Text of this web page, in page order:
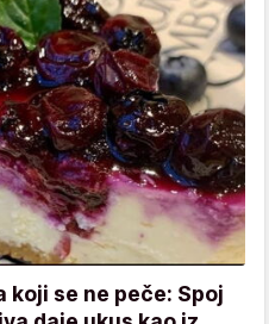
koji se ne peče: Spoj